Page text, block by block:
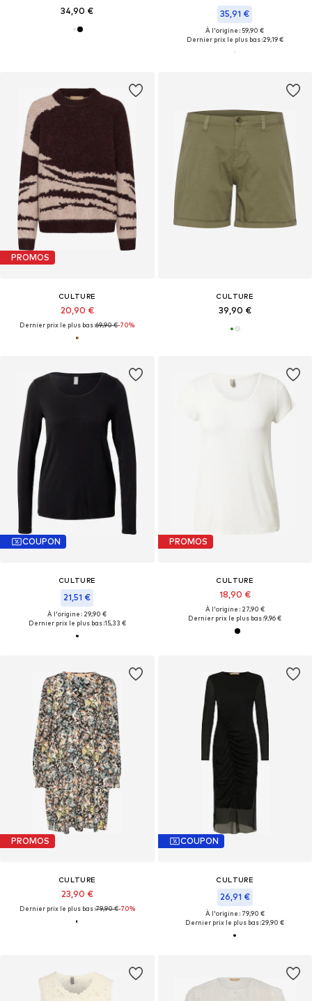
34,90 € 35,91 €
À l'origine : 59,90 €
Dernier prix le plus bas :29,19 €
PROMOS
CULTURE
20,90 €
Dernier prix le plus bas :69,90 €-70%
CULTURE
39,90 €
COUPON
CULTURE
21,51 €
À l'origine : 29,90 €
Dernier prix le plus bas :15,33 €
PROMOS
CULTURE
18,90 €
À l'origine : 27,90 €
Dernier prix le plus bas :9,96 €
PROMOS
CULTURE
23,90 €
Dernier prix le plus bas :79,90 €-70%
COUPON
CULTURE
26,91 €
À l'origine : 79,90 €
Dernier prix le plus bas :29,90 €